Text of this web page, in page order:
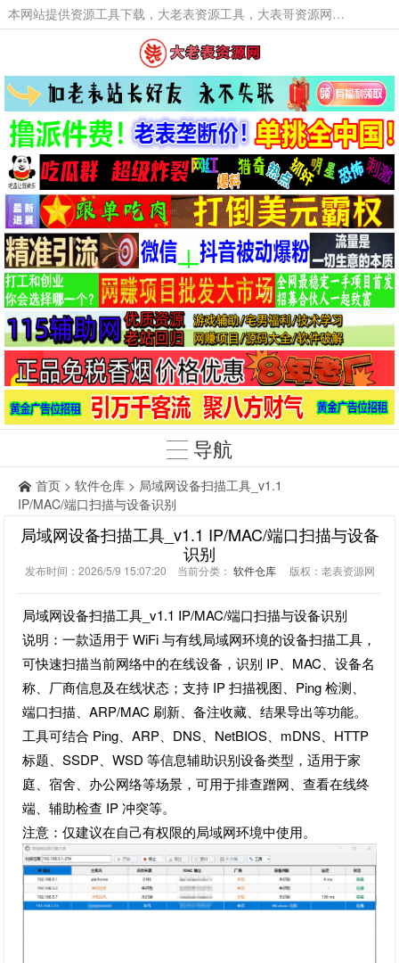
本网站提供资源工具下载，大老表资源工具，大表哥资源网软件工具，大老表资源下载，活动线报福利资源分享,活动线报，大型网游经典游戏，网络热门技术游戏辅助交流与分享。
导航
首页 > 软件仓库 > 局域网设备扫描工具_v1.1
IP/MAC/端口扫描与设备识别
局域网设备扫描工具_v1.1 IP/MAC/端口扫描与设备
识别
发布时间：2026/5/9 15:07:20 当前分类： 软件仓库版权：老表资源网
局域网设备扫描工具_v1.1 IP/MAC/端口扫描与设备识别
说明：一款适用于 WiFi 与有线局域网环境的设备扫描工具，
可快速扫描当前网络中的在线设备，识别 IP、MAC、设备名
称、厂商信息及在线状态；支持 IP 扫描视图、Ping 检测、
端口扫描、ARP/MAC 刷新、备注收藏、结果导出等功能。
工具可结合 Ping、ARP、DNS、NetBIOS、mDNS、HTTP
标题、SSDP、WSD 等信息辅助识别设备类型，适用于家
庭、宿舍、办公网络等场景，可用于排查蹭网、查看在线终
端、辅助检查 IP 冲突等。
注意：仅建议在自己有权限的局域网环境中使用。